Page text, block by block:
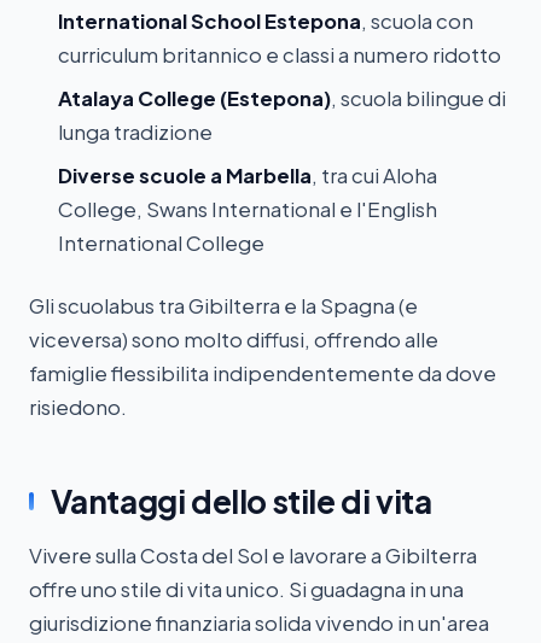
International School Estepona, scuola con
curriculum britannico e classi a numero ridotto
Atalaya College (Estepona), scuola bilingue di
lunga tradizione
Diverse scuole a Marbella, tra cui Aloha
College, Swans International e l'English
International College
Gli scuolabus tra Gibilterra e la Spagna (e
viceversa) sono molto diffusi, offrendo alle
famiglie flessibilita indipendentemente da dove
risiedono.
Vantaggi dello stile di vita
Vivere sulla Costa del Sol e lavorare a Gibilterra
offre uno stile di vita unico. Si guadagna in una
giurisdizione finanziaria solida vivendo in un'area